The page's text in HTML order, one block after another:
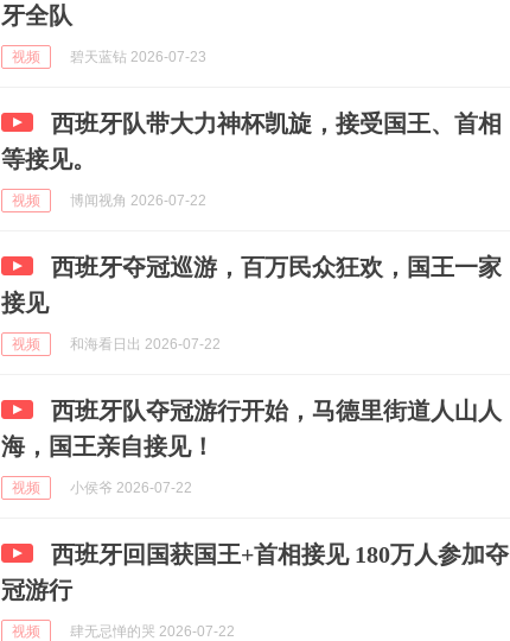
牙全队
视频 碧天蓝钻 2026-07-23
西班牙队带大力神杯凯旋，接受国王、首相
等接见。
视频 博闻视角 2026-07-22
西班牙夺冠巡游，百万民众狂欢，国王一家
接见
视频 和海看日出 2026-07-22
西班牙队夺冠游行开始，马德里街道人山人
海，国王亲自接见！
视频 小侯爷 2026-07-22
西班牙回国获国王+首相接见 180万人参加夺
冠游行
视频 肆无忌惮的哭 2026-07-22